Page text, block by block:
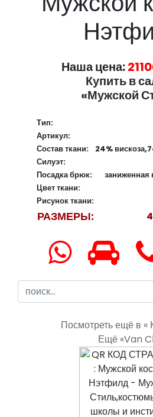
Наша цена:
Купить в
«Мужской
Тип:
Артикул:
Состав ткани:
24%
Силуэт:
Посадка брюк:
заниженная
Цвет ткани:
Рисунок ткани:
РАЗМЕРЫ:
Посмотреть ещё в
Ещё «Van